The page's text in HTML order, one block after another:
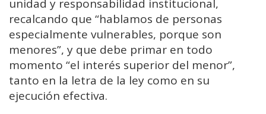
unidad y responsabilidad institucional,
recalcando que “hablamos de personas
especialmente vulnerables, porque son
menores”, y que debe primar en todo
momento “el interés superior del menor”,
tanto en la letra de la ley como en su
ejecución efectiva.